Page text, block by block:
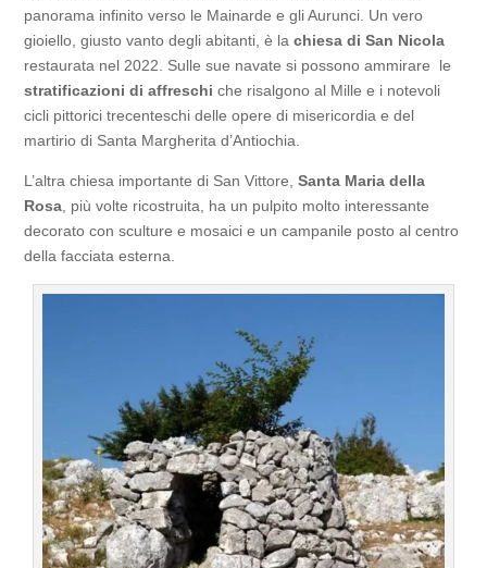
panorama infinito verso le Mainarde e gli Aurunci. Un vero
gioiello, giusto vanto degli abitanti, è lachiesa di San Nicola
restaurata nel 2022. Sulle sue navate si possono ammirare le
stratificazioni di affreschi che risalgono al Mille e i notevoli
cicli pittorici trecenteschi delle opere di misericordia e del
martirio di Santa Margherita d’Antiochia.
L’altra chiesa importante di San Vittore,Santa Maria della
Rosa , più volte ricostruita, ha un pulpito molto interessante
decorato con sculture e mosaici e un campanile posto al centro
della facciata esterna.